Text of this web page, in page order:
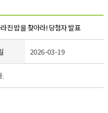
진 밥을 찾아라! 당첨자 발표
2026-03-19
.